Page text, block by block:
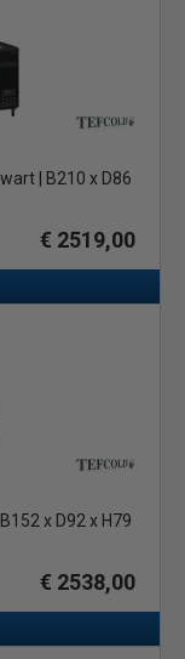
| B210 x D86
€ 2519,00
x D92 x H79
€ 2538,00